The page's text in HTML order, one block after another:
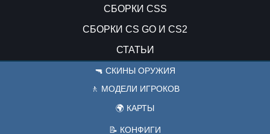
СБОРКИ CSS
СБОРКИ CS GO И CS2
СТАТЬИ
🔫 СКИНЫ ОРУЖИЯ
🚶 МОДЕЛИ ИГРОКОВ
🌍 КАРТЫ
📝 КОНФИГИ